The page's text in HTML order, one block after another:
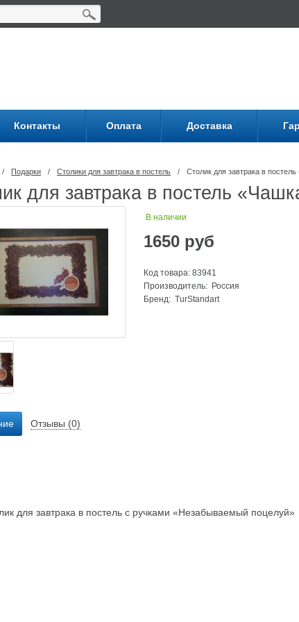
Контакты Оплата Доставка
/ Подарки / Столики для завтрака в постель / Столик для завтрака в
для завтрака в постель
В наличии
1650 руб
Код товара: 83941
Производитель: Россия
Бренд:TurStandart
Отзывы (0)
для завтрака в постель с ручками «Незабываемый поцелуй»